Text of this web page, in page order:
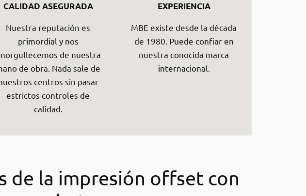
CALIDAD ASEGURADA
Nuestra reputación es
primordial y nos
de nuestra
de obra. Nada sale de
centros sin pasar
estrictos controles de
calidad.
EXPERIENCIA
MBE existe desde la década
de 1980. Puede confiar en
nuestra conocida marca
internacional.
de la impresión offset con